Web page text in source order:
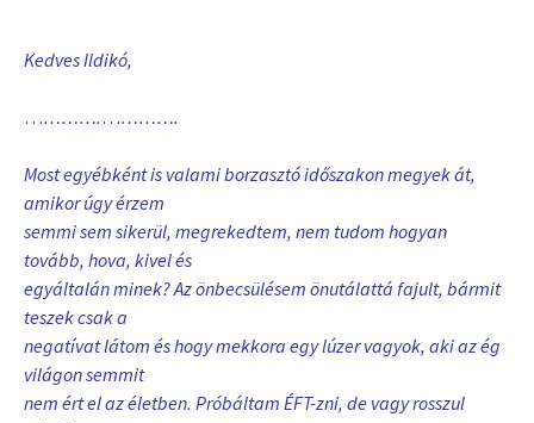
Kedves Ildikó,
………….………….
Most egyébként is valami borzasztó időszakon megyek át,
amikor úgy érzem
semmi sem sikerül, megrekedtem, nem tudom hogyan
tovább, hova, kivel és
egyáltalán minek? Az önbecsülésem önutálattá fajult, bármit
teszek csak a
negatívat látom és hogy mekkora egy lúzer vagyok, aki az ég
világon semmit
nem ért el az életben. Próbáltam ÉFT-zni, de vagy rosszul